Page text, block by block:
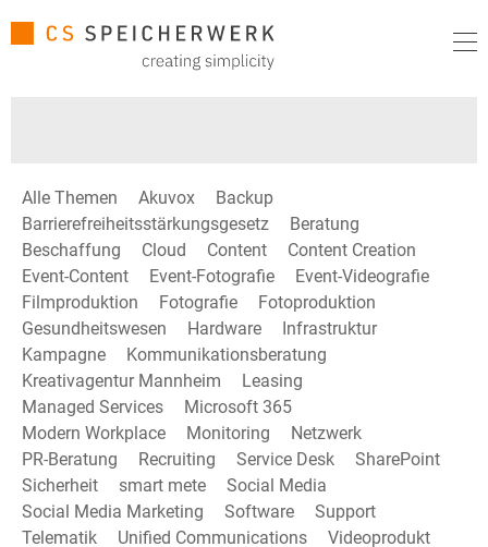
Alle Themen Akuvox
Backup
Barrierefreiheitsstärkungsgesetz
Beratung
Beschaffung
Cloud Content
Content Creation
Event-Content
Event-Fotografie
Event-Videografie
Filmproduktion
Fotografie
Fotoproduktion
Gesundheitswesen
Hardware
Infrastruktur
Kampagne
Kommunikationsberatung
Kreativagentur Mannheim
Leasing
Managed Services
Microsoft 365
Modern Workplace
Monitoring
Netzwerk
PR-Beratung
Recruiting Service Desk
SharePoint
Sicherheit
smart mete
Social Media
Social Media Marketing
Software
Support
Telematik
Unified Communications
Videoprodukt